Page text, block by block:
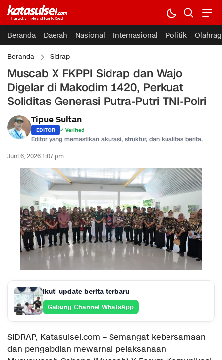
Beranda Daerah Nasional Internasional Politik
Beranda Sidrap
Muscab X FKPPI Sidrap dan Wajo
Digelar di Makodim 1420, Perkuat
Soliditas Generasi Putra-Putri TNI-Polri
Tipue Sultan
EDITOR ✓ Verified
Editor yang memastikan akurasi, struktur, dan kualitas berita.
Juni 6, 2026 1:07 pm
Ikuti update berita terbaru
Gabung Channel WhatsApp
SIDRAP, Katasulsel.com – Semangat kebersamaan
dan pengabdian mewarnai pelaksanaan